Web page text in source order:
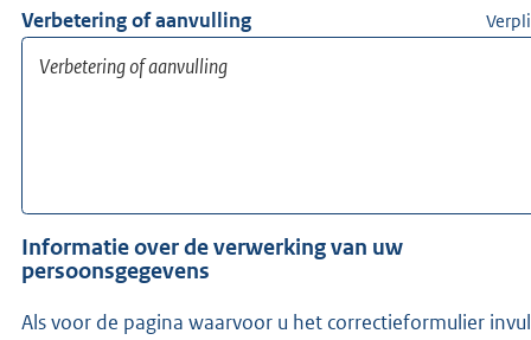
Verbetering of aanvulling
Informatie over de verwerking van uw
persoonsgegevens
Als voor de pagina waarvoor u het correctieformulier